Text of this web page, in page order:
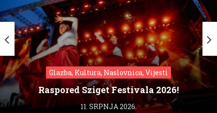
Glazba, Kultura, Naslovnica, Vijesti
Raspored Sziget Festivala 2026!
11. SRPNJA 2026.